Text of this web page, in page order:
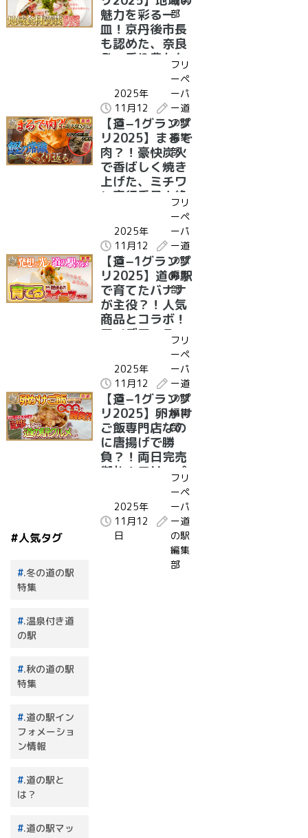
肉巻きおむすび
部
魅力を彩る一
皿！京丹後市長
も認めた、奈良
発・香り豊かな
道の駅グルメと
は？！｜受賞グ
ルメ紹介 奈良県
道の駅クロスウ
ェイなかまち 大
和茶ピッツァ
2025年
11月12
日
フリ
ーペ
ーパ
ー道
の駅
編集
部
【道−1グランプ
リ2025】まるで
肉？！豪快炭火
で香ばしく焼き
上げた、ミチワ
ン実行委員大絶
賛の道の駅グル
メとは？！｜受
賞グルメ紹介 宮
崎県 道の駅きた
ごう ゴロゴロ肉
鰹の炭火焼き
2025年
11月12
日
フリ
ーペ
ーパ
ー道
の駅
編集
部
【道−1グランプ
リ2025】道の駅
で育てたバナナ
が主役？！人気
商品とコラボ！
アイデア・ユー
モア賞を受賞し
た道の駅グルメ
は？！｜受賞グ
ルメ紹介 群馬県
道の駅まえばし
赤城 まえばしバ
ナナ絹シフォン
サンド
2025年
11月12
日
フリ
ーペ
ーパ
ー道
の駅
編集
部
【道−1グランプ
リ2025】卵かけ
ご飯専門店なの
に唐揚げで勝
負？！両日完売
御礼！フリーペ
ーパー編集長が
選んだ道の駅グ
ルメは？！｜受
賞グルメ紹介 京
都府 道の駅丹後
王国「食のみや
こ」航空自衛隊
2025年
11月12
日
フリ
ーペ
ーパ
ー道
の駅
編集
部
#人気タグ
.冬の道の駅
特集
.温泉付き道
の駅
.秋の道の駅
特集
.道の駅イン
フォメーショ
ン情報
.道の駅と
は？
.道の駅マッ